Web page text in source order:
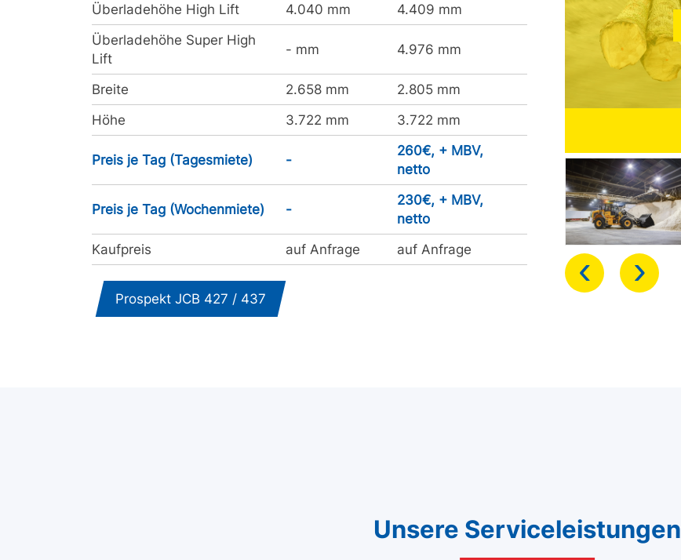
Überladehöhe High Lift
4.040 mm
4.409 mm
Überladehöhe Super High
Lift
- mm 4.976 mm
Breite 2.658 mm
2.805 mm
Höhe
3.722 mm 3.722 mm
Preis je Tag (Tagesmiete) -
260€, + MBV,
netto
Preis je Tag (Wochenmiete) -
230€, + MBV,
netto
Kaufpreis
auf Anfrage auf Anfrage
Prospekt JCB 427 / 437
‹ ›
Unsere Serviceleistungen